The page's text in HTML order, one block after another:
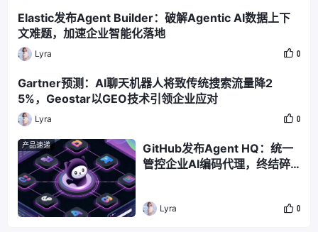
Elastic发布Agent Builder：破解Agentic AI数据上下
文难题，加速企业智能化落地
Lyra 0
Gartner预测：AI聊天机器人将致传统搜索流量降2
5%，Geostar以GEO技术引领企业应对
Lyra 0
产品速递
GitHub发布Agent HQ：统一
管控企业AI编码代理，终结碎
Lyra 0